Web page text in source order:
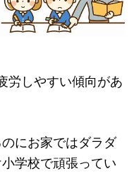
労しやすい傾向があ
にお家ではダラダ
学校で頑張ってい